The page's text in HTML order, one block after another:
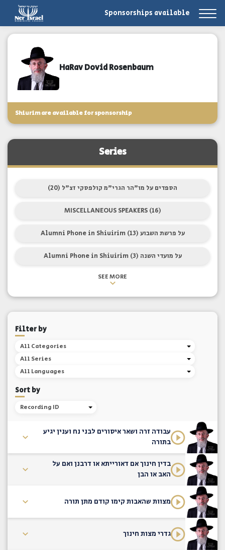
Sponsorships available
HaRav Dovid Rosenbaum
Shiurim are available for sponsorship
Series
הספדים על מו"הר הגרי"מ קולפסקי זצ"ל (20)
MISCELLANEOUS SPEAKERS (16)
Alumni Phone in Shiuirim על פרשת השבוע (13)
Alumni Phone in Shiuirim על מועדי השנה (3)
SEE MORE
Filter by
All Categories
All Series
All Languages
Sort by
Recording ID
עבודה זרה ושאר איסורים לבני נח וענין יגיע
בתורה
בדין חינוך אם דאורייתא או דרבנן ואם על
האב או הבן
מצוות שהאבות קימו קודם מתן תורה
גדרי מצות חינוך